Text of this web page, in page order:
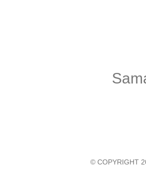
© COPYRIGHT